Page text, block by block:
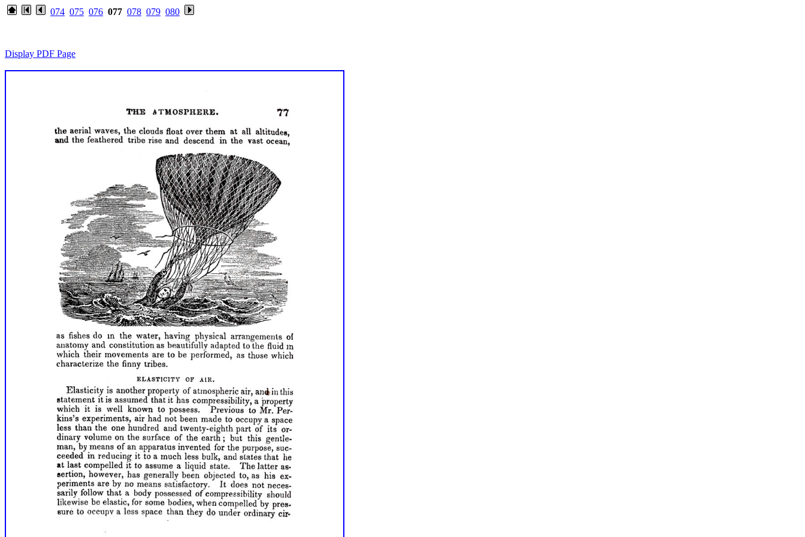
074 075 076 077 078 079 080
Display PDF Page